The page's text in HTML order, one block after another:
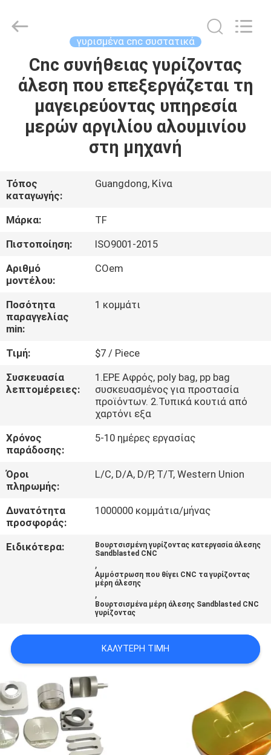
ΣΠΊΤΙ
ΠΡΟΪΌΝΤΑ
ΣΧΕΤΙΚΆ
ΕΜΆΣ
ΕΠΙΣΚΈΨΕΙΣ
ΣΤΟ
ΕΡΓΟΣΤΆΣΙΟ
ΈΛΕΓΧΟΣ
ΠΟΙΌΤΗΤΑΣ
ΕΠΙΚΟΙΝΩΝΉΣΤΕ
ΜΑΖΊ
ΕΙΔΉΣΕΙΣ
ΖΗΤΉΣΤΕ
ΠΡΟΣΦΟΡΆ
ΧΆΡΤΗΣ
ΙΣΤΟΣΕΛΊΔΑΣ
ΑΠΟΡΡΉΤΟΥ
Tuofa
Technology
γυρισμένα cnc συστατικά
Cnc συνήθειας γυρίζοντας
άλεση που επεξεργάζεται τη
μαγειρεύοντας υπηρεσία
μερών αργιλίου αλουμινίου
στη μηχανή
Τόπος
καταγωγής:
Guangdong, Κίνα
Μάρκα:
TF
Πιστοποίηση:
ISO9001-2015
Αριθμό
μοντέλου:
COem
Ποσότητα
παραγγελίας
min:
1 κομμάτι
Τιμή:
$7 / Piece
Συσκευασία
λεπτομέρειες:
1.EPE Αφρός, poly bag, pp bag
συσκευασμένος για προστασία
προϊόντων. 2.Τυπικά κουτιά από
χαρτόνι εξα
Χρόνος
παράδοσης:
5-10 ημέρες εργασίας
Όροι
πληρωμής:
L/C, D/A, D/P, T/T, Western Union
Δυνατότητα
προσφοράς:
1000000 κομμάτια/μήνας
Ειδικότερα:
Βουρτσισμένη γυρίζοντας κατεργασία άλεσης
Sandblasted CNC
,
Αμμόστρωση που θίγει CNC τα γυρίζοντας
μέρη άλεσης
,
Βουρτσισμένα μέρη άλεσης Sandblasted CNC
γυρίζοντας
ΚΑΛΎΤΕΡΗ ΤΙΜΉ